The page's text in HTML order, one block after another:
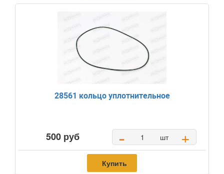
28561 кольцо уплотнительное
500 руб - шт +
Купить